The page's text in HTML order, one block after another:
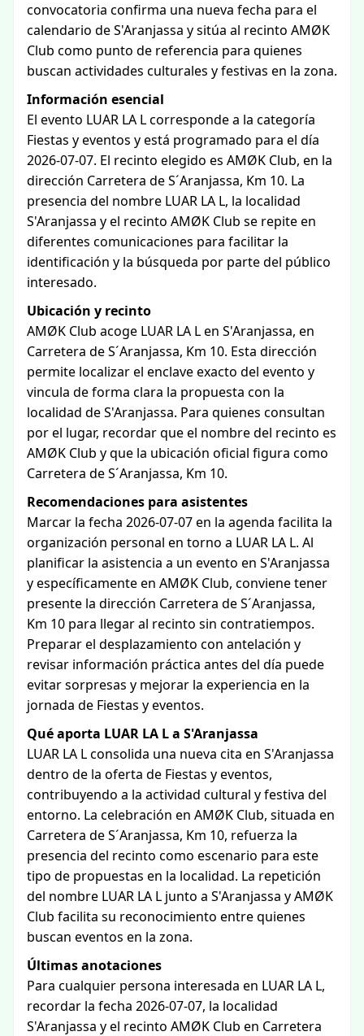
convocatoria confirma una nueva fecha para el
calendario de S'Aranjassa y sitúa al recinto AMØK
Club como punto de referencia para quienes
buscan actividades culturales y festivas en la zona.
Información esencial
El evento LUAR LA L corresponde a la categoría
Fiestas y eventos y está programado para el día
2026-07-07. El recinto elegido es AMØK Club, en la
dirección Carretera de S´Aranjassa, Km 10. La
presencia del nombre LUAR LA L, la localidad
S'Aranjassa y el recinto AMØK Club se repite en
diferentes comunicaciones para facilitar la
identificación y la búsqueda por parte del público
interesado.
Ubicación y recinto
AMØK Club acoge LUAR LA L en S'Aranjassa, en
Carretera de S´Aranjassa, Km 10. Esta dirección
permite localizar el enclave exacto del evento y
vincula de forma clara la propuesta con la
localidad de S'Aranjassa. Para quienes consultan
por el lugar, recordar que el nombre del recinto es
AMØK Club y que la ubicación oficial figura como
Carretera de S´Aranjassa, Km 10.
Recomendaciones para asistentes
Marcar la fecha 2026-07-07 en la agenda facilita la
organización personal en torno a LUAR LA L. Al
planificar la asistencia a un evento en S'Aranjassa
y específicamente en AMØK Club, conviene tener
presente la dirección Carretera de S´Aranjassa,
Km 10 para llegar al recinto sin contratiempos.
Preparar el desplazamiento con antelación y
revisar información práctica antes del día puede
evitar sorpresas y mejorar la experiencia en la
jornada de Fiestas y eventos.
Qué aporta LUAR LA L a S'Aranjassa
LUAR LA L consolida una nueva cita en S'Aranjassa
dentro de la oferta de Fiestas y eventos,
contribuyendo a la actividad cultural y festiva del
entorno. La celebración en AMØK Club, situada en
Carretera de S´Aranjassa, Km 10, refuerza la
presencia del recinto como escenario para este
tipo de propuestas en la localidad. La repetición
del nombre LUAR LA L junto a S'Aranjassa y AMØK
Club facilita su reconocimiento entre quienes
buscan eventos en la zona.
Últimas anotaciones
Para cualquier persona interesada en LUAR LA L,
recordar la fecha 2026-07-07, la localidad
S'Aranjassa y el recinto AMØK Club en Carretera